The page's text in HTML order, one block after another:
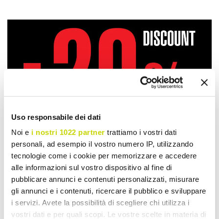
Uso responsabile dei dati
Noi e i nostri 1022 partner trattiamo i vostri dati
personali, ad esempio il vostro numero IP, utilizzando
tecnologie come i cookie per memorizzare e accedere
alle informazioni sul vostro dispositivo al fine di
pubblicare annunci e contenuti personalizzati, misurare
gli annunci e i contenuti, ricercare il pubblico e sviluppare
i servizi. Avete la possibilità di scegliere chi utilizza i
vostri dati e per quali scopi. Le vostre scelte in materia di
Take advantage of it now!